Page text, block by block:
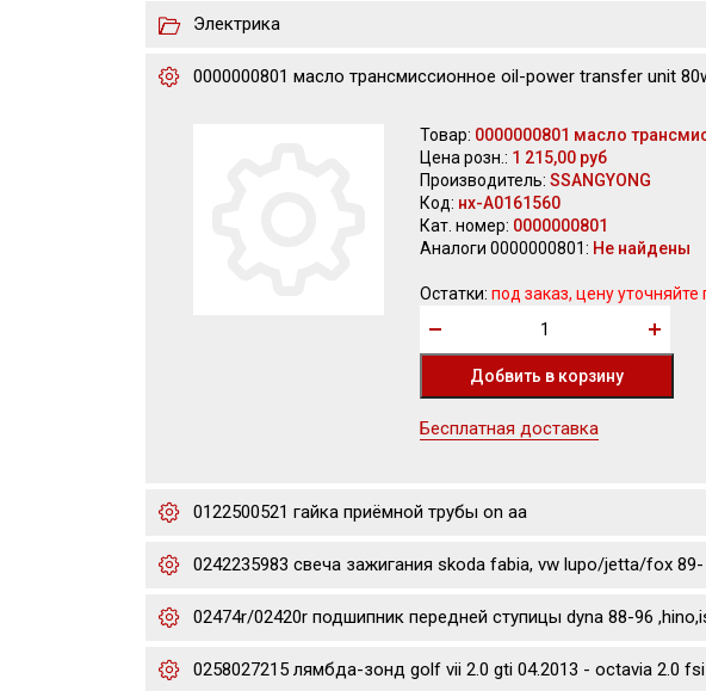
Электрика
0000000801 масло трансмиссионное oil-power transfer unit
Товар: 0000000801 масло
Цена розн.: 1 215,00 руб
Производитель: SSANGYONG
Код: нх-А0161560
Кат. номер: 0000000801
Аналоги 0000000801: Не найдены
Остатки: под заказ, цену уточняйте
Бесплатная доставка
0122500521 гайка приёмной трубы on aa
0242235983 свеча зажигания skoda fabia, vw lupo/jetta/fox
02474r/02420r подшипник передней ступицы dyna 88-96
0258027215 лямбда-зонд golf vii 2.0 gti 04.2013 - octavia 2.0